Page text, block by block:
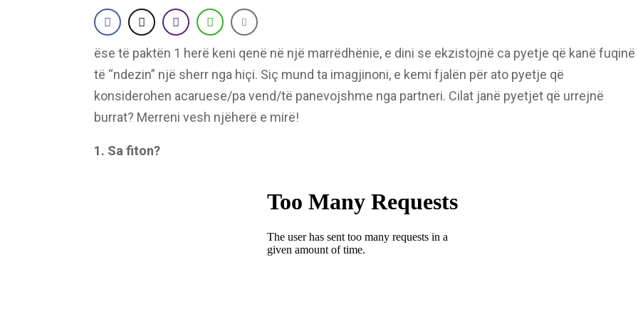
ëse të paktën 1 herë keni qenë në një marrëdhënie, e dini se ekzistojnë ca pyetje që kanë fuqinë
të “ndezin” një sherr nga hiçi. Siç mund ta imagjinoni, e kemi fjalën për ato pyetje që
konsiderohen acaruese/pa vend/të panevojshme nga partneri. Cilat janë pyetjet që urrejnë
burrat? Merreni vesh njëherë e mirë!
1. Sa fiton?